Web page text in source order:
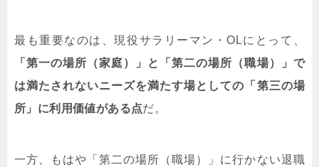
最も重要なのは、現役サラリーマン・OLにとって、
「第一の場所（家庭）」と「第二の場所（職場）」で
は満たされないニーズを満たす場としての「第三の場
所」に利用価値がある点だ。
一方、もはや「第二の場所（職場）」に行かない退職